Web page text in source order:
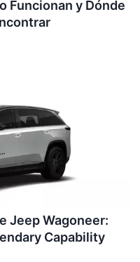
Funcionan y Dónde
Jeep Wagoneer:
Capability